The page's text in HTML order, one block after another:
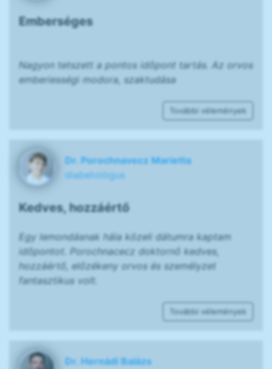
Emberséges
Nagyon tetszett a pontos időpont tartás. Az orvos
emberiességi modora, szaktudása
További vélemények
Dr. Porochnavecz Marietta
diabetológus
Kedves, hozzáértő
Egy lemondásnak hála közeli dátumra kaptam
időpontot. Porochnacecz doktornő kedves,
hozzáértő, előzékeny orvos és személyzet
fantasztikus volt.
További vélemények
Dr. Hernádi Balázs